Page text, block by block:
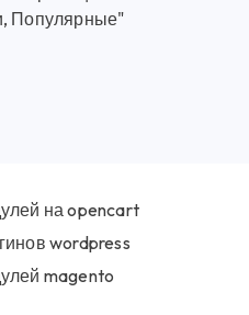
Популярные"
на opencart
wordpress
magento